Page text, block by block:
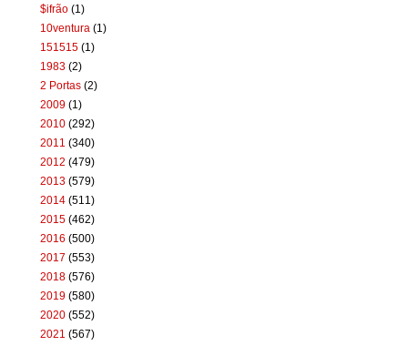
$ifrão (1)
10ventura (1)
151515 (1)
1983 (2)
2 Portas (2)
2009 (1)
2010 (292)
2011 (340)
2012 (479)
2013 (579)
2014 (511)
2015 (462)
2016 (500)
2017 (553)
2018 (576)
2019 (580)
2020 (552)
2021 (567)